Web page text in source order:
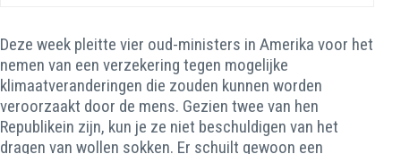
Deze week pleitte vier oud-ministers in Amerika voor het
nemen van een verzekering tegen mogelijke
klimaatveranderingen die zouden kunnen worden
veroorzaakt door de mens. Gezien twee van hen
Republikein zijn, kun je ze niet beschuldigen van het
dragen van wollen sokken. Er schuilt gewoon een